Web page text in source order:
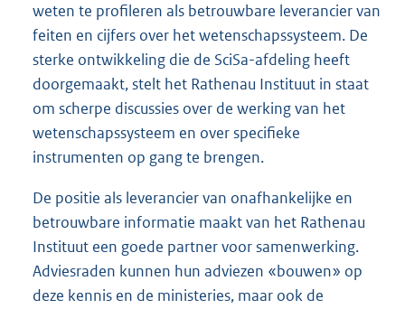
weten te profileren als betrouwbare leverancier van
feiten en cijfers over het wetenschapssysteem. De
sterke ontwikkeling die de SciSa-afdeling heeft
doorgemaakt, stelt het Rathenau Instituut in staat
om scherpe discussies over de werking van het
wetenschapssysteem en over specifieke
instrumenten op gang te brengen.
De positie als leverancier van onafhankelijke en
betrouwbare informatie maakt van het Rathenau
Instituut een goede partner voor samenwerking.
Adviesraden kunnen hun adviezen «bouwen» op
deze kennis en de ministeries, maar ook de